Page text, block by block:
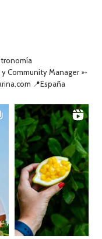
Community Manager ➳
📍España